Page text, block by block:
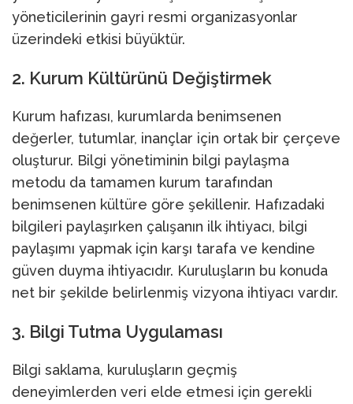
yöneticilerinin gayri resmi organizasyonlar
üzerindeki etkisi büyüktür.
2. Kurum Kültürünü Değiştirmek
Kurum hafızası, kurumlarda benimsenen
değerler, tutumlar, inançlar için ortak bir çerçeve
oluşturur. Bilgi yönetiminin bilgi paylaşma
metodu da tamamen kurum tarafından
benimsenen kültüre göre şekillenir. Hafızadaki
bilgileri paylaşırken çalışanın ilk ihtiyacı, bilgi
paylaşımı yapmak için karşı tarafa ve kendine
güven duyma ihtiyacıdır. Kuruluşların bu konuda
net bir şekilde belirlenmiş vizyona ihtiyacı vardır.
3. Bilgi Tutma Uygulaması
Bilgi saklama, kuruluşların geçmiş
deneyimlerden veri elde etmesi için gerekli